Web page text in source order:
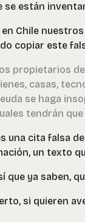
se están
en Chile
copiar este
propietarios
casas,
se haga
tendrán
una cita falsa
un texto
que ya saben,
si quieren